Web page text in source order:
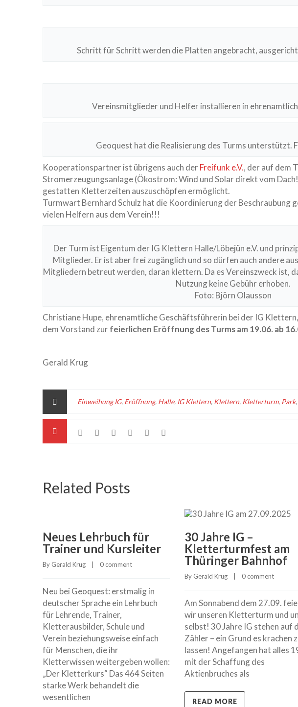
Schritt für Schritt werden die Platten angebracht,
Vereinsmitglieder und Helfer installieren in
Geoquest hat die Realisierung des Turms unterstützt.
Kooperationspartner ist übrigens auch derFreifunk e.V., der auf dem
Stromerzeugungsanlage (Ökostrom: Wind und Solar direkt vom
gestatten Kletterzeiten auszuschöpfen ermöglicht.
Turmwart Bernhard Schulz hat die Koordinierung der Beschraubung
vielen Helfern aus dem Verein!!!
Der Turm ist Eigentum der IG Klettern Halle/Löbejün e.V. und
Mitglieder. Er ist aber frei zugänglich und so dürfen auch andere
Mitgliedern betreut werden, daran klettern. Da es Vereinszweck ist,
Nutzung keine Gebühr erhoben.
Foto: Björn Olausson
Christiane Hupe, ehrenamtliche Geschäftsführerin bei der IG
dem Vorstand zurfeierlichen Eröffnung des Turms am 19.06. ab
Gerald Krug
Einweihung IG, Eröffnung, Halle, IG Klettern, Klettern, Kletterturm, Park,
Related Posts
Neues Lehrbuch für
Trainer und Kursleiter
By Gerald Krug 0 comment
Neu bei Geoquest: erstmalig in
deutscher Sprache ein Lehrbuch
für Lehrende, Trainer,
Kletterausbilder, Schule und
Verein beziehungsweise einfach
für Menschen, die ihr
Kletterwissen weitergeben wollen:
„Der Kletterkurs“ Das 464 Seiten
starke Werk behandelt die
wesentlichen
30 Jahre IG –
Kletterturmfest am
Thüringer Bahnhof
By Gerald Krug 0 comment
Am Sonnabend dem 27.09.
wir unseren Kletterturm und
selbst! 30 Jahre IG stehen auf
Zähler – ein Grund es krachen
lassen! Angefangen hat alles
mit der Schaffung des
Aktienbruches als
READ MORE